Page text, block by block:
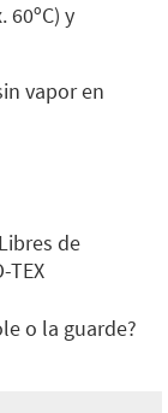
60ºC) y
vapor en
de
TEX
o la guarde?